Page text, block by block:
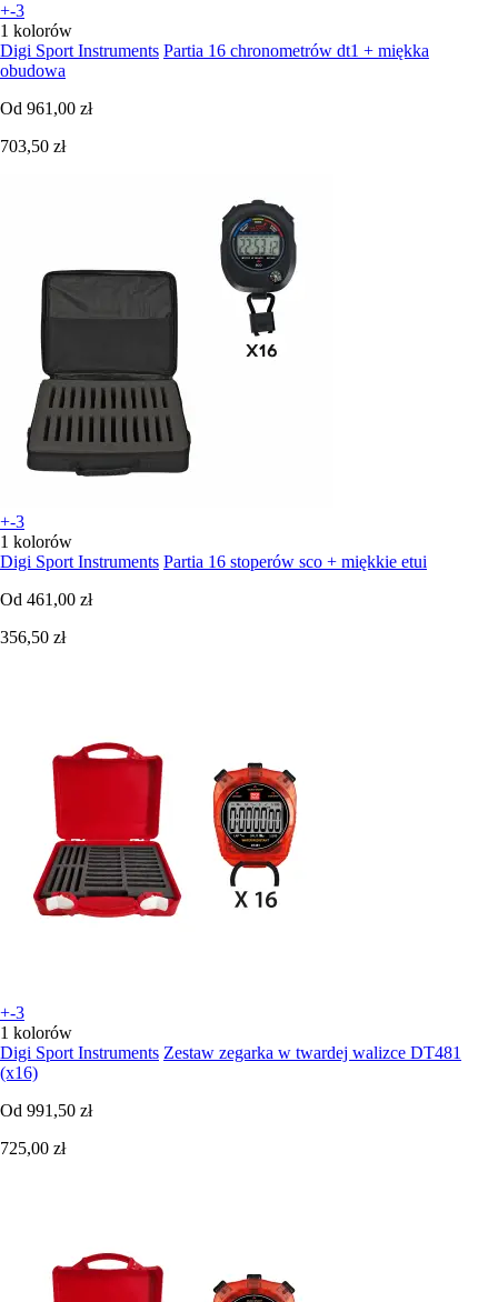
+-3
1 kolorów
Digi Sport Instruments Partia 16 chronometrów dt1 + miękka
obudowa
Od 961,00 zł
703,50 zł
+-3
1 kolorów
Digi Sport Instruments Partia 16 stoperów sco + miękkie etui
Od 461,00 zł
356,50 zł
+-3
1 kolorów
Digi Sport Instruments Zestaw zegarka w twardej walizce DT481
(x16)
Od 991,50 zł
725,00 zł